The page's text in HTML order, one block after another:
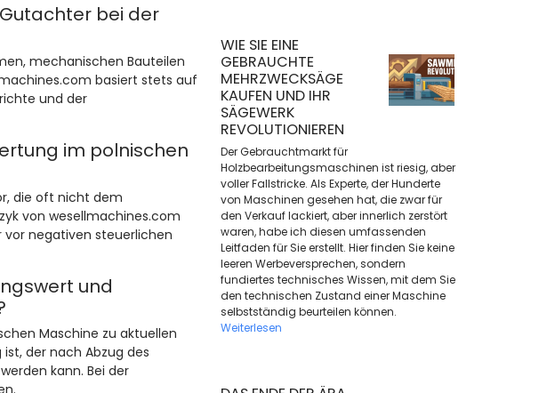
bei der
mechanischen Bauteilen
basiert stets auf
und der
im polnischen
die oft nicht dem
von wesellmachines.com
vor negativen steuerlichen
und
Maschine zu aktuellen
der nach Abzug des
kann. Bei der
WIE SIE EINE
GEBRAUCHTE
MEHRZWECKSÄGE
KAUFEN UND IHR
SÄGEWERK
REVOLUTIONIEREN
Der Gebrauchtmarkt für
Holzbearbeitungsmaschinen ist riesig, aber
voller Fallstricke. Als Experte, der Hunderte
von Maschinen gesehen hat, die zwar für
den Verkauf lackiert, aber innerlich zerstört
waren, habe ich diesen umfassenden
Leitfaden für Sie erstellt. Hier finden Sie keine
leeren Werbeversprechen, sondern
fundiertes technisches Wissen, mit dem Sie
den technischen Zustand einer Maschine
selbstständig beurteilen können.
Weiterlesen